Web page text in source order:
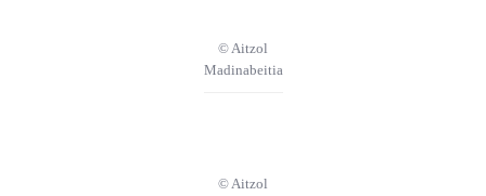
© Aitzol
Madinabeitia
© Aitzol